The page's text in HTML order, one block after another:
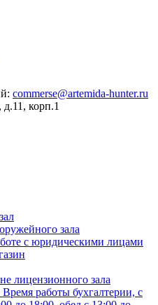
commerse@artemida-hunter.ru
корп.1
зала
с юридическими лицами
лицензионного зала
Время работы бухгалтерии, с